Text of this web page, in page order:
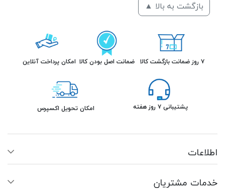
بازگشت به بالا ▲
۷ روز ضمانت بازگشت کالا ضمانت اصل بودن کالا امکان پرداخت آنلاین
پشتیبانی ۷ روز هفته امکان تحویل اکسپرس
اطلاعات
خدمات مشتریان